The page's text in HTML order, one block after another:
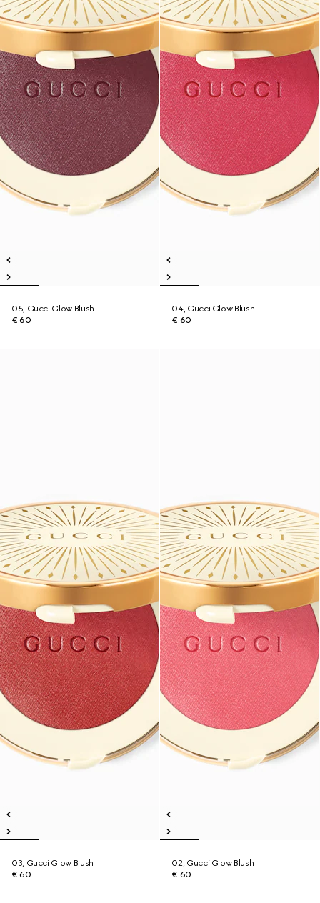
05, Gucci Glow Blush
€ 60
04, Gucci Glow Blush
€ 60
03, Gucci Glow Blush
€ 60
02, Gucci Glow Blush
€ 60